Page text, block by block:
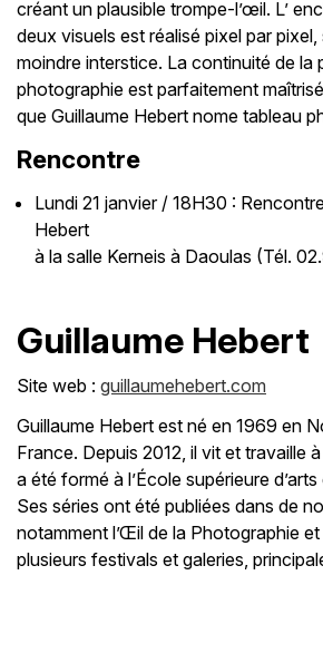
créant un plausible trompe-l’œil. L’
deux visuels est réalisé pixel par pixel,
moindre interstice. La continuité de la
photographie est parfaitement
que Guillaume Hebert nome tableau
Rencontre
Lundi 21 janvier / 18H30 :
Hebert
à la salle Kerneis à Daoulas (Tél.
Guillaume Hebert
Site web : guillaumehebert.com
Guillaume Hebert est né en 1969 en
France. Depuis 2012, il vit et travaille
a été formé à l’École supérieure
Ses séries ont été publiées dans de
notamment l’Œil de la Photographie
plusieurs festivals et galeries,